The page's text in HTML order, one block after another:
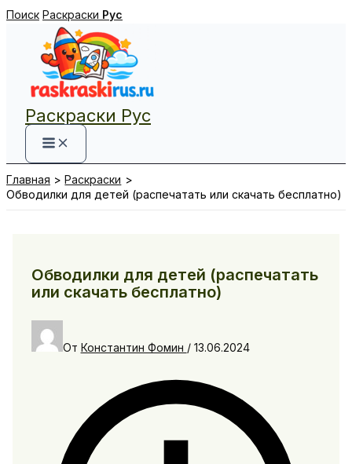
Перейти
содержимому
Поиск Раскраски Рус
Раскраски Рус
Главная
Раскраски
Обводилки для детей (распечатать или скачать бесплатно)
Обводилки для детей (распечатать
или скачать бесплатно)
От Константин Фомин / 13.06.2024